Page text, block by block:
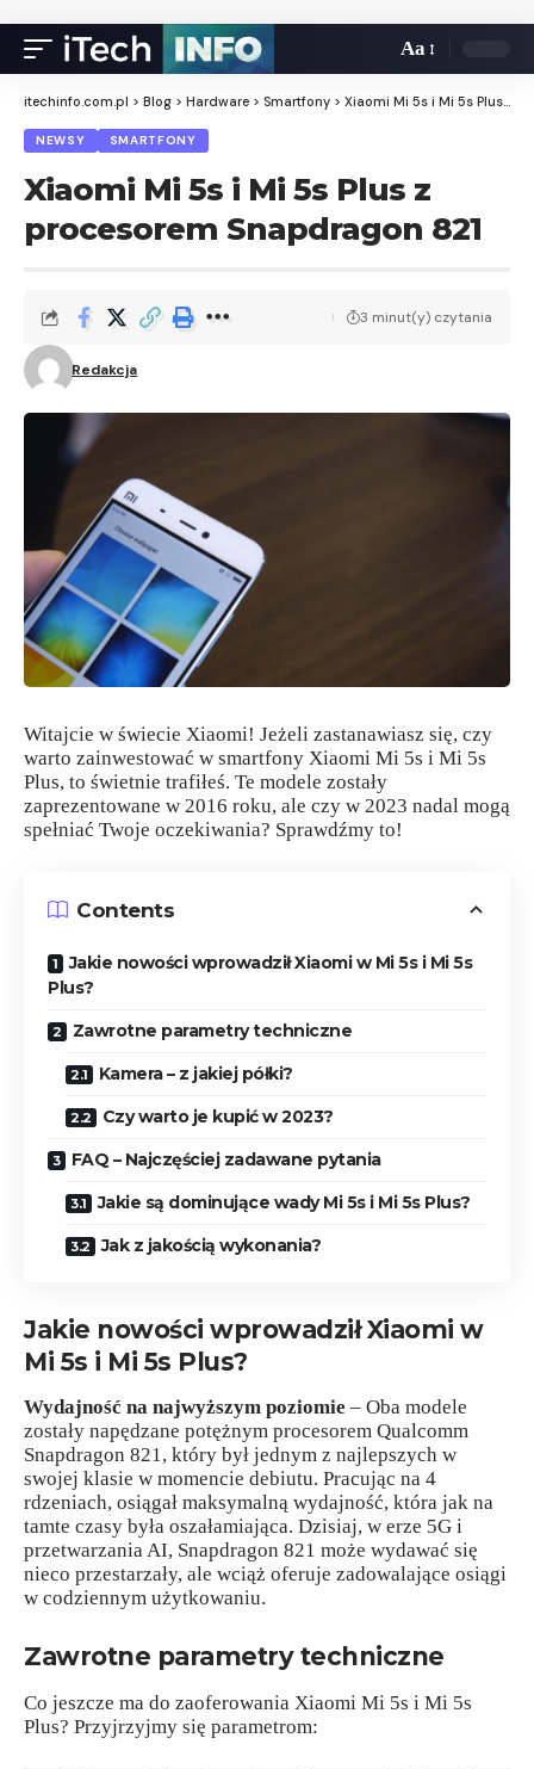
Aa
itechinfo.com.pl > Blog > Hardware > Smartfony > Xiaomi Mi 5s i Mi 5s Plus z procesorem Snapdragon 821
NEWSY SMARTFONY
Xiaomi Mi 5s i Mi 5s Plus z
procesorem Snapdragon 821
Redakcja
3 minut(y) czytania
Witajcie w świecie Xiaomi! Jeżeli zastanawiasz się, czy
warto zainwestować w smartfony Xiaomi Mi 5s i Mi 5s
Plus, to świetnie trafiłeś. Te modele zostały
zaprezentowane w 2016 roku, ale czy w 2023 nadal mogą
spełniać Twoje oczekiwania? Sprawdźmy to!
Contents
Jakie nowości wprowadził Xiaomi w Mi 5s i Mi 5s
Plus?
Zawrotne parametry techniczne
Kamera – z jakiej półki?
Czy warto je kupić w 2023?
FAQ – Najczęściej zadawane pytania
Jakie są dominujące wady Mi 5s i Mi 5s Plus?
Jak z jakością wykonania?
Jakie nowości wprowadził Xiaomi w
Mi 5s i Mi 5s Plus?
Wydajność na najwyższym poziomie – Oba modele
zostały napędzane potężnym procesorem Qualcomm
Snapdragon 821, który był jednym z najlepszych w
swojej klasie w momencie debiutu. Pracując na 4
rdzeniach, osiągał maksymalną wydajność, która jak na
tamte czasy była oszałamiająca. Dzisiaj, w erze 5G i
przetwarzania AI, Snapdragon 821 może wydawać się
nieco przestarzały, ale wciąż oferuje zadowalające osiągi
w codziennym użytkowaniu.
Zawrotne parametry techniczne
Co jeszcze ma do zaoferowania Xiaomi Mi 5s i Mi 5s
Plus? Przyjrzyjmy się parametrom: